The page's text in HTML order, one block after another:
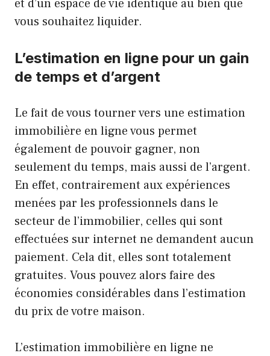
et d’un espace de vie identique au bien que
vous souhaitez liquider.
L’estimation en ligne pour un gain
de temps et d’argent
Le fait de vous tourner vers une estimation
immobilière en ligne vous permet
également de pouvoir gagner, non
seulement du temps, mais aussi de l’argent.
En effet, contrairement aux expériences
menées par les professionnels dans le
secteur de l’immobilier, celles qui sont
effectuées sur internet ne demandent aucun
paiement. Cela dit, elles sont totalement
gratuites. Vous pouvez alors faire des
économies considérables dans l’estimation
du prix de votre maison.
L’estimation immobilière en ligne ne